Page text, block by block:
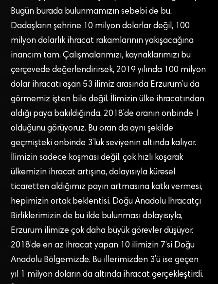
Bugün burada bulunmamızın sebebi de bu.
Dadaşların şehrine 10 milyon dolarlar değil, 100
milyon dolarlık ihracat rakamlarının yakışacağına
inancım tam. Çalışmalarımızı, kaynaklarımızı bu
çerçevede değerlendirirsek, 2019 yılında 100 milyon
dolar ihracatı aşan 53 ilimiz arasında Erzurum’u da
görmemiz işten bile değil. İlimizin ülke ihracatından
aldığı paya bakıldığında, 2018’de oranın onbinde 1
olduğunu görüyoruz. Bu oran da aynı şekilde
geçmişteki onbinde 3’lük seviyenin altında kalıyor.
İlimizin sadece koşması değil, çok hızlı koşarak
ülkemizin ihracat artışına, dolayısıyla küresel
ticaretten aldığımız payın artmasına katkı vermesi,
hepimizin ortak beklentisi. Doğu Anadolu İhracatçı
Birliklerimizin de bu ilde bulunması dolayısıyla,
Erzurum ilimize çok daha büyük görevler düşüyor.
2018’de en az ihracat yapan 10 ilimizin 7’si Doğu
Anadolu Bölgemizde. Bu illerimizden 3’ü ise geçen
yıl 1 milyon doların da altında ihracat gerçekleştirdi.